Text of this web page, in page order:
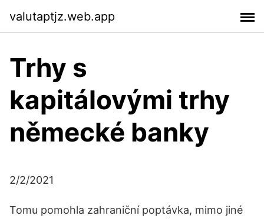
valutaptjz.web.app
Trhy s
kapitálovými trhy
německé banky
2/2/2021
Tomu pomohla zahraniční poptávka, mimo jiné